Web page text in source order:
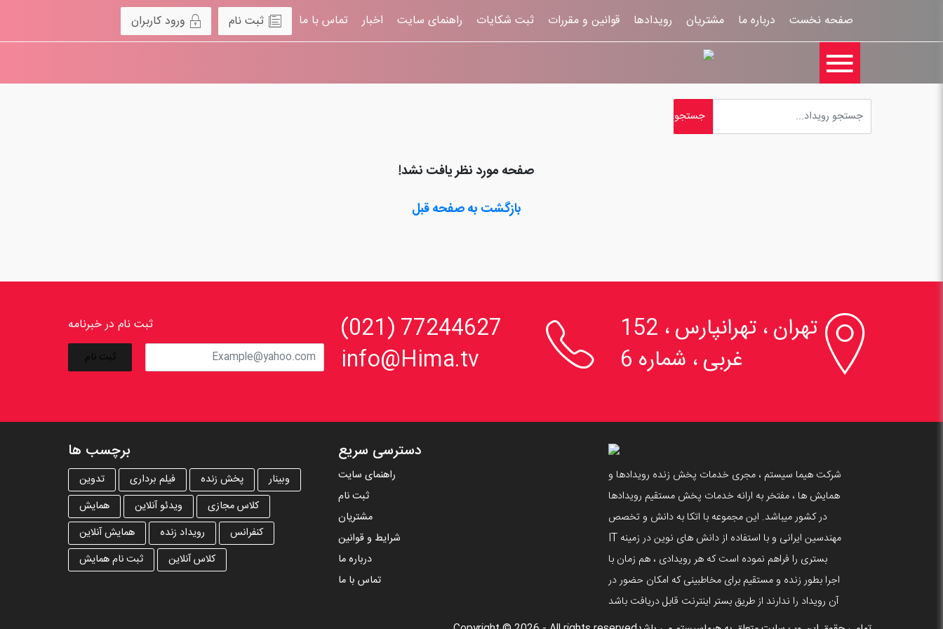
صفحه نخست درباره ما مشتریان رویدادها قوانين و مقررات ثبت شکایات راهنمای سایت اخبار تماس با ما ورود کاربران ثبت نام

صفحه مورد نظر یافت نشد!
بازگشت به صفحه قبل

تهران ، تهرانپارس ، 152
غربی ، شماره 6

77244627 (021)
info@Hima.tv
ثبت نام در خبرنامه
شرکت هیما سیستم ، مجری خدمات پخش زنده رویدادها و
همایش ها ، مفتخر به ارانه خدمات پخش مستقیم رویدادها
در کشور میباشد. این مجموعه با اتکا به دانش و تخصص
مهندسین ایرانی و با استفاده از دانش های نوین در زمینه IT
بستری را فراهم نموده است که هر رویدادی ، هم زمان با
اجرا بطور زنده و مستقیم برای مخاطبینی که امکان حضور در
آن رویداد را ندارند از طریق بستر اینترنت قابل دریافت باشد
دسترسی سریع
راهنمای سایت
ثبت نام
مشتریان
شرایط و قوانین
درباره ما
تماس با ما
برچسب ها
وبینار پخش زنده فیلم برداری
تدوین
کلاس مجازی
ویدئو آنلاین
همایش
کنفرانس
رویداد زنده
همایش آنلاین
کلاس آنلاین
ثبت نام همایش